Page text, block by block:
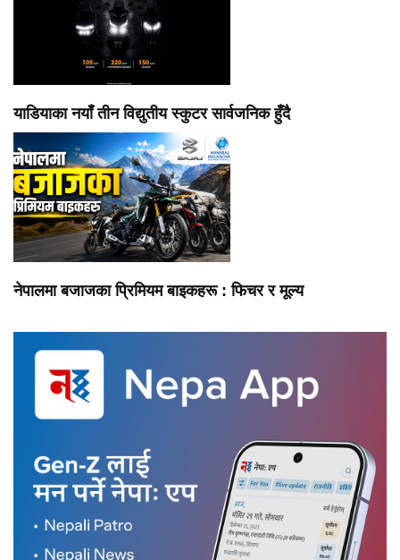
याडियाका नयाँ तीन विद्युतीय स्कुटर सार्वजनिक हुँदै
नेपालमा बजाजका प्रिमियम बाइकहरू : फिचर र मूल्य